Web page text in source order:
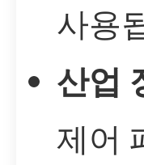
사용
산업
제어